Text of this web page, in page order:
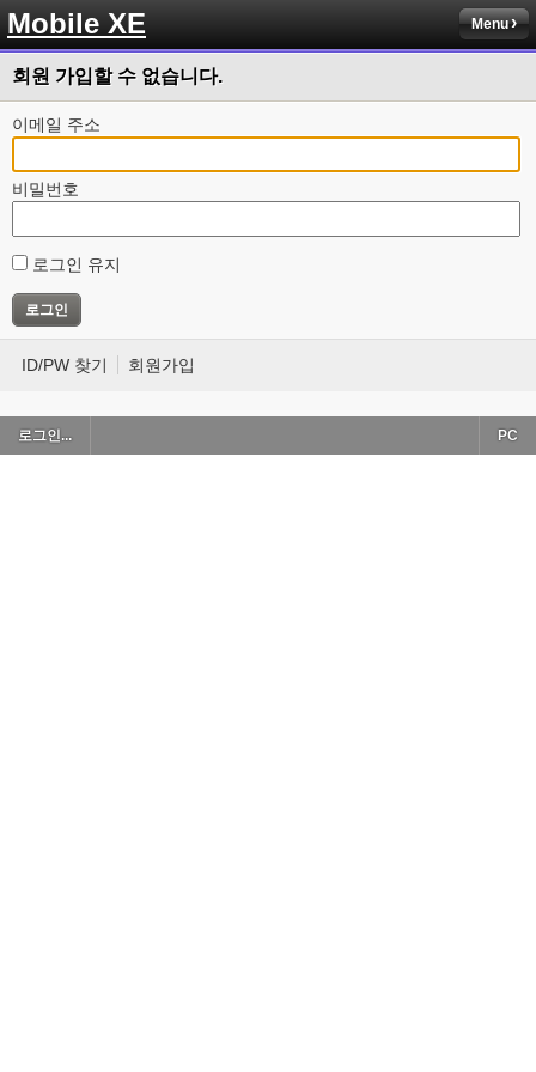
Mobile XE Menu
회원 가입할 수 없습니다.
이메일 주소
비밀번호
로그인 유지
ID/PW 찾기 회원가입
로그인... PC